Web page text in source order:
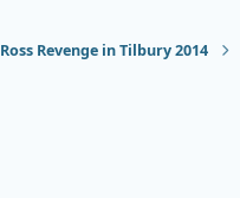
Ross Revenge in Tilbury 2014